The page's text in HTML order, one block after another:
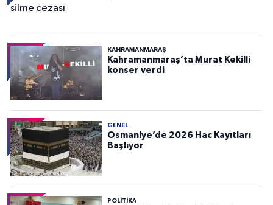
KAHRAMANMARAŞ
Kahramanmaraş’ta Murat Kekilli
konser verdi
GENEL
Osmaniye’de 2026 Hac Kayıtları
Başlıyor
POLITIKA